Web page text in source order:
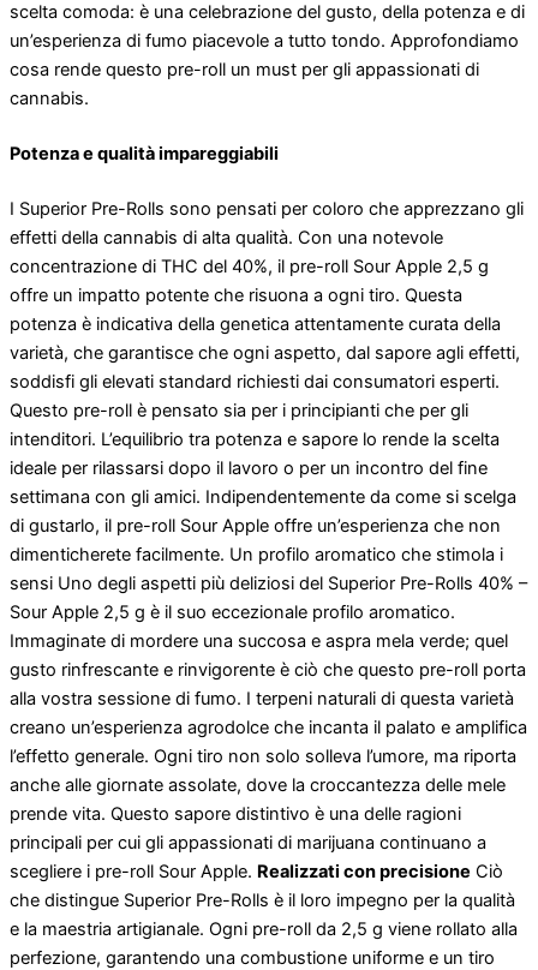
scelta comoda: è una celebrazione del gusto, della potenza e di
un’esperienza di fumo piacevole a tutto tondo. Approfondiamo
cosa rende questo pre-roll un must per gli appassionati di
cannabis.
Potenza e qualità impareggiabili
I Superior Pre-Rolls sono pensati per coloro che apprezzano gli
effetti della cannabis di alta qualità. Con una notevole
concentrazione di THC del 40%, il pre-roll Sour Apple 2,5 g
offre un impatto potente che risuona a ogni tiro. Questa
potenza è indicativa della genetica attentamente curata della
varietà, che garantisce che ogni aspetto, dal sapore agli effetti,
soddisfi gli elevati standard richiesti dai consumatori esperti.
Questo pre-roll è pensato sia per i principianti che per gli
intenditori. L’equilibrio tra potenza e sapore lo rende la scelta
ideale per rilassarsi dopo il lavoro o per un incontro del fine
settimana con gli amici. Indipendentemente da come si scelga
di gustarlo, il pre-roll Sour Apple offre un’esperienza che non
dimenticherete facilmente. Un profilo aromatico che stimola i
sensi Uno degli aspetti più deliziosi del Superior Pre-Rolls 40% –
Sour Apple 2,5 g è il suo eccezionale profilo aromatico.
Immaginate di mordere una succosa e aspra mela verde; quel
gusto rinfrescante e rinvigorente è ciò che questo pre-roll porta
alla vostra sessione di fumo. I terpeni naturali di questa varietà
creano un’esperienza agrodolce che incanta il palato e amplifica
l’effetto generale. Ogni tiro non solo solleva l’umore, ma riporta
anche alle giornate assolate, dove la croccantezza delle mele
prende vita. Questo sapore distintivo è una delle ragioni
principali per cui gli appassionati di marijuana continuano a
scegliere i pre-roll Sour Apple. Realizzati con precisione Ciò
che distingue Superior Pre-Rolls è il loro impegno per la qualità
e la maestria artigianale. Ogni pre-roll da 2,5 g viene rollato alla
perfezione, garantendo una combustione uniforme e un tiro